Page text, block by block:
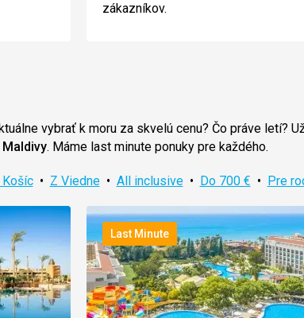
zákazníkov.
vybrať k moru za skvelú cenu? Čo práve letí?
Maldivy. Máme last minute ponuky pre každého.
Košíc• Z Viedne• All inclusive• Do 700 € • Pre
Last Minute